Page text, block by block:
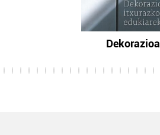
Dekorazioa